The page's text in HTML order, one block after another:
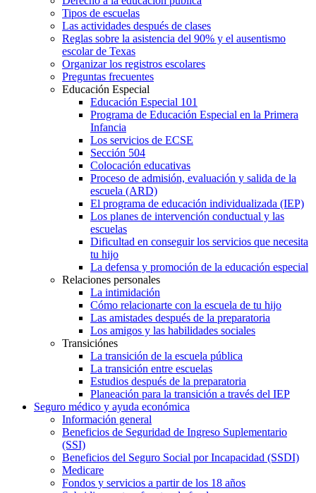
Tipos de escuelas
Las actividades después de clases
Reglas sobre la asistencia del 90% y el ausentismo
escolar de Texas
Organizar los registros escolares
Preguntas frecuentes
Educación Especial
Educación Especial 101
Programa de Educación Especial en la Primera
Infancia
Los servicios de ECSE
Sección 504
Colocación educativas
Proceso de admisión, evaluación y salida de la
escuela (ARD)
El programa de educación individualizada (IEP)
Los planes de intervención conductual y las
escuelas
Dificultad en conseguir los servicios que necesita
tu hijo
La defensa y promoción de la educación especial
Relaciones personales
La intimidación
Cómo relacionarte con la escuela de tu hijo
Las amistades después de la preparatoria
Los amigos y las habilidades sociales
Transiciónes
La transición de la escuela pública
La transición entre escuelas
Estudios después de la preparatoria
Planeación para la transición a través del IEP
Seguro médico y ayuda económica
Información general
Beneficios de Seguridad de Ingreso Suplementario
(SSI)
Beneficios del Seguro Social por Incapacidad (SSDI)
Medicare
Fondos y servicios a partir de los 18 años